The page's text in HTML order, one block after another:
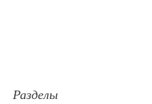
Разделы